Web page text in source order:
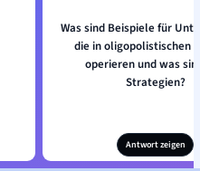
Was sind Beispiele für
die in oligopolistischen
operieren und was
Strategien?
Antwort zeigen